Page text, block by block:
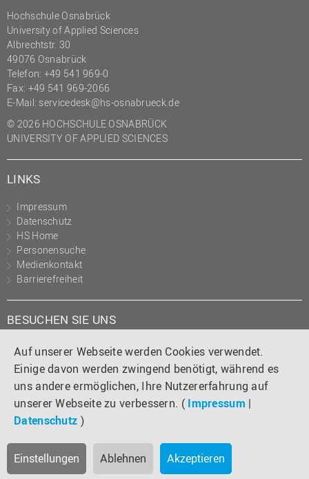
Auf unserer Webseite werden Cookies verwendet.
Einige davon werden zwingend benötigt, während es
uns andere ermöglichen, Ihre Nutzererfahrung auf
unserer Webseite zu verbessern. ( Impressum |
Datenschutz )
Einstellungen Ablehnen Akzeptieren
Hochschule Osnabrück
University of Applied Sciences
Albrechtstr. 30
49076 Osnabrück
Telefon: +49 541 969-0
Fax: +49 541 969-2066
E-Mail: servicedesk@hs-osnabrueck.de
© 2026 HOCHSCHULE OSNABRÜCK
UNIVERSITY OF APPLIED SCIENCES
LINKS
Impressum
Datenschutz
HS Home
Personensuche
Medienkontakt
Barrierefreiheit
BESUCHEN SIE UNS
Instagram
TiktokLinkedIn
YouTube
Facebook